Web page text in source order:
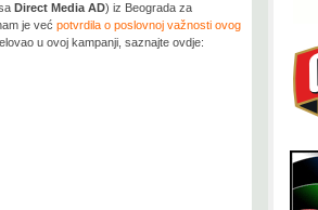
Direct Media AD) iz Beograda za
je već potvrdila o poslovnoj važnosti ovog
u ovoj kampanji, saznajte ovdje: